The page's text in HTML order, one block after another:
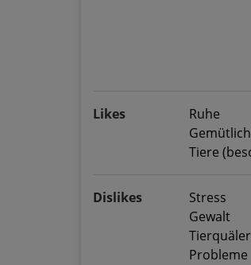
Likes
Ruhe
Tiere
Dislikes
Stress
Gewalt
Probleme